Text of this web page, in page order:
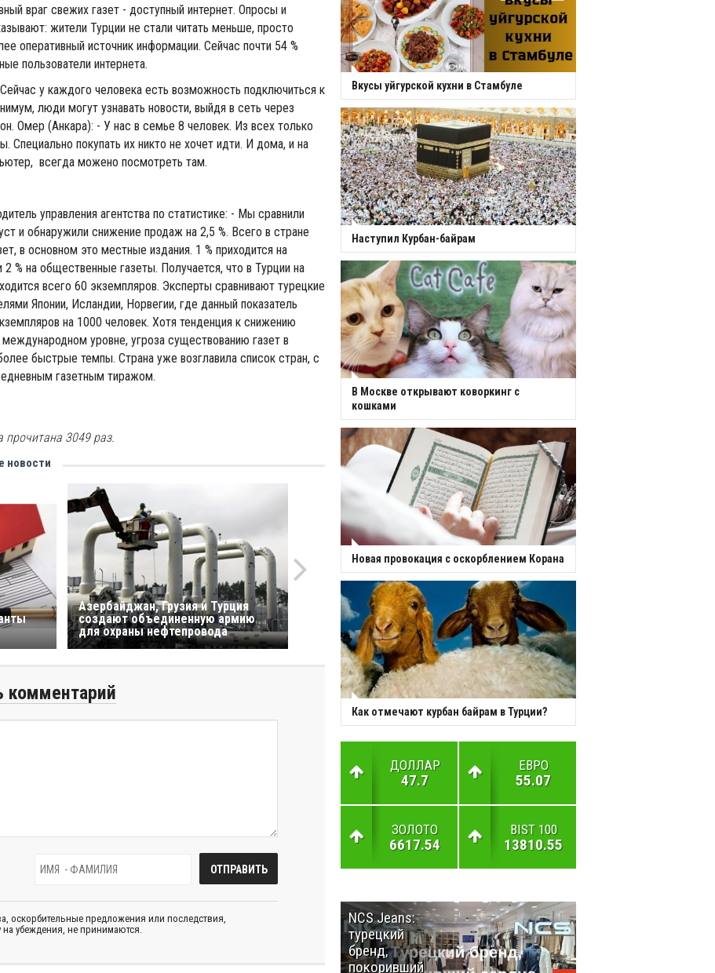
враг свежих газет - доступный интернет. Опросы и
жители Турции не стали читать меньше, просто
оперативный источник информации. Сейчас почти 54 %
пользователи интернета.
у каждого человека есть возможность подключиться к
люди могут узнавать новости, выйдя в сеть через
Омер (Анкара): - У нас в семье 8 человек. Из всех только
Специально покупать их никто не хочет идти. И дома, и на
всегда можено посмотреть там.
управления агентства по статистике: - Мы сравнили
и обнаружили снижение продаж на 2,5 %. Всего в стране
в основном это местные издания. 1 % приходится на
% на общественные газеты. Получается, что в Турции на
всего 60 экземпляров. Эксперты сравнивают турецкие
Японии, Исландии, Норвегии, где данный показатель
на 1000 человек. Хотя тенденция к снижению
уровне, угроза существованию газет в
быстрые темпы. Страна уже возглавила список стран, с
газетным тиражом.
прочитана 3049 раз.
Азербайджан, Грузия и Турция
создают объединенную армию
для охраны нефтепровода
комментарий
оскорбительные предложения или последствия,
убеждения, не принимаются.
Вкусы уйгурской кухни в Стамбуле
Наступил Курбан-байрам
В Москве открывают коворкинг с
кошками
Новая провокация с оскорблением Корана
Как отмечают курбан байрам в Турции?
ДОЛЛАР
47.7
ЕВРО
55.07
ЗОЛОТО
6617.54
BIST 100
13810.55
NCS Jeans:
турецкий
бренд,
покоривший